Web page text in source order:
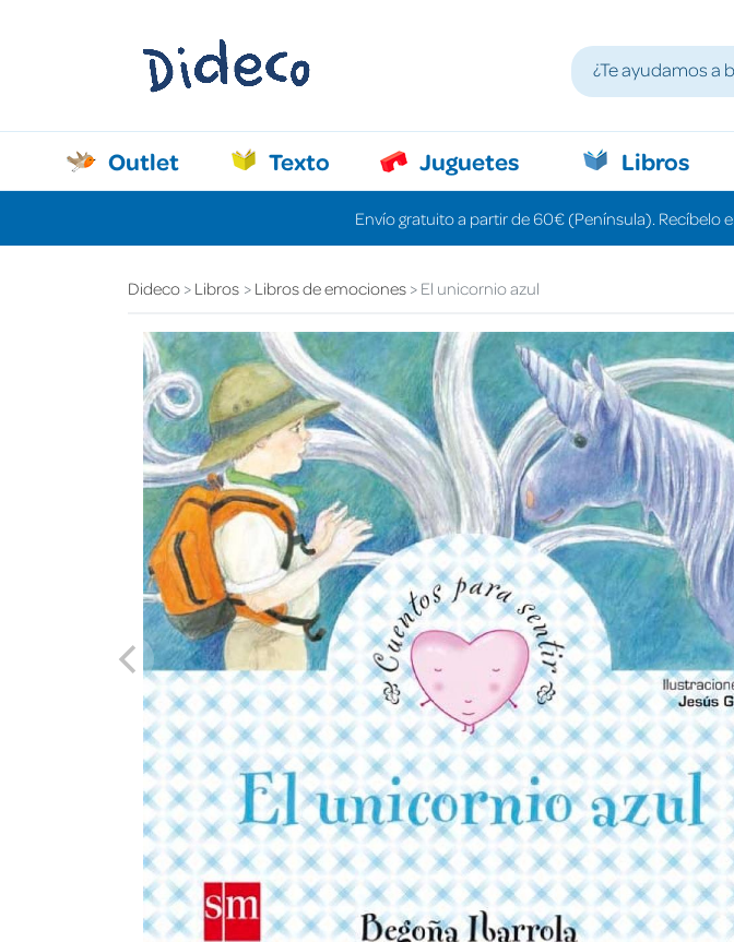
Outlet Texto Juguetes Libros
Envío gratuito a partir de 60€ (Península). Recíbelo
Dideco Libros Libros de emociones El unicornio azul